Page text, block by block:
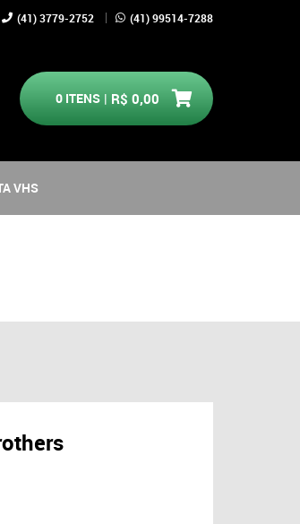
(41)3779-2752 (41)99514-7288
ITENS
0 R$ 0,00
VHS